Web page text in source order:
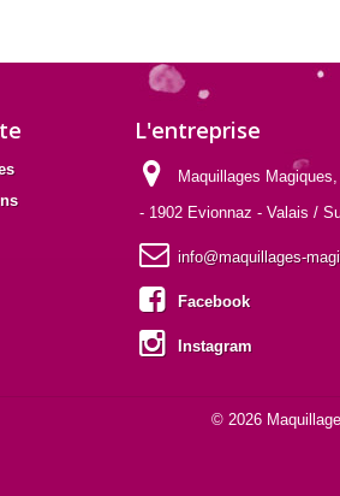
L'entreprise
Maquillages
- 1902 Evionnaz - Valais /
info@maquillages-
Facebook
Instagram
© 2026